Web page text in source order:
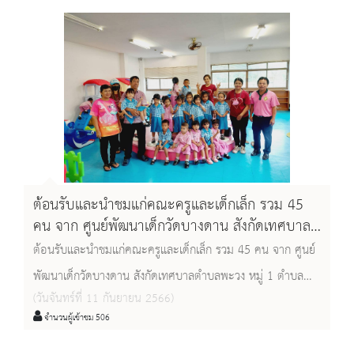
ต้อนรับและนำชมแก่คณะครูและเด็กเล็ก รวม 45
คน จาก ศูนย์พัฒนาเด็กวัดบางดาน สังกัดเทศบาล
ตำบลพะวง หมู่ 1 ตำบลพะวง อำเภอเมือง จังหวัด
สงขลา
ต้อนรับและนำชมแก่คณะครูและเด็กเล็ก รวม 45 คน จาก ศูนย์
พัฒนาเด็กวัดบางดาน สังกัดเทศบาลตำบลพะวง หมู่ 1 ตำบล
พะวง อำเภอเมือง จังหวัดสงขลา
(วันจันทร์ที่ 11 กันยายน 2566)
จำนวนผู้เข้าชม 506